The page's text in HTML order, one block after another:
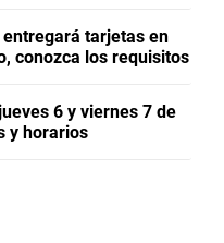
entregará tarjetas en
conozca los requisitos
6 y viernes 7 de
y horarios